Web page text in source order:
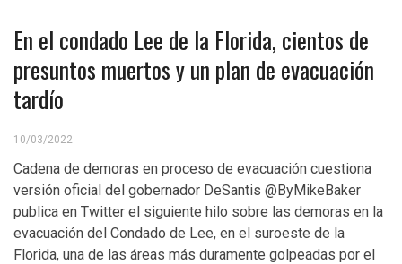
En el condado Lee de la Florida, cientos de
presuntos muertos y un plan de evacuación
tardío
10/03/2022
Cadena de demoras en proceso de evacuación cuestiona
versión oficial del gobernador DeSantis @ByMikeBaker
publica en Twitter el siguiente hilo sobre las demoras en la
evacuación del Condado de Lee, en el suroeste de la
Florida, una de las áreas más duramente golpeadas por el